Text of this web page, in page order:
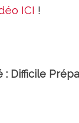
ICI !
Difficile